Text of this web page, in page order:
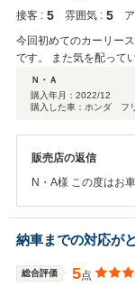
接客 : 5 雰囲気 : 5
今回初めてのカーリー
です。 また気を配って
Ｎ・Ａ
購入年月： 2022/12
購入した車：ホンダ フ
販売店の返信
N・A様 この度はお
す。 お車で何かお
せ。
納車までの対応が
総合評価 5点